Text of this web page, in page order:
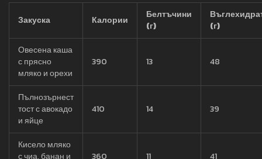
Закуска Калории
Белтъчини
(г)
(г)
Овесена каша
с прясно
мляко и орехи
390 13 48
Пълнозърнест
тост с авокадо
и яйце
410 14 39
Кисело мляко
с чиа, банан и
360 11 41